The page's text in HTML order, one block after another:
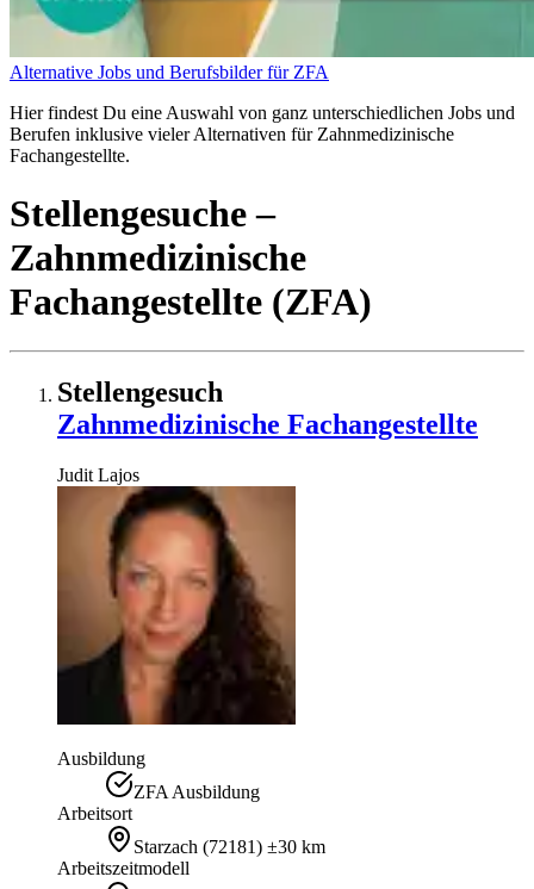
Alternative Jobs und Berufsbilder für ZFA
Hier findest Du eine Auswahl von ganz unterschiedlichen Jobs und
Berufen inklusive vieler Alternativen für Zahnmedizinische
Fachangestellte.
Stellengesuche–
Zahnmedizinische
Fachangestellte (ZFA)
Stellengesuch
Zahnmedizinische Fachangestellte
Judit Lajos
Ausbildung
ZFA Ausbildung
Arbeitsort
Starzach (72181) ±30 km
Arbeitszeitmodell